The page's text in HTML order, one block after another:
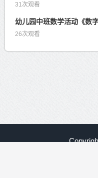
31次观看
幼儿园中班数学活动《数
26次观看